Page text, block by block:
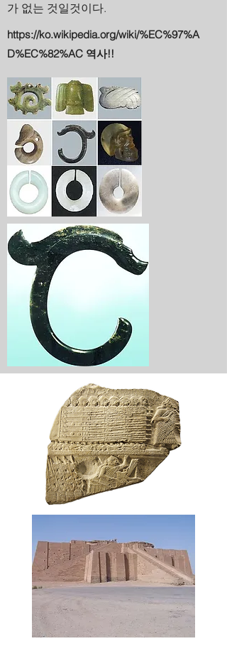
가 없는 것일것이다.
https://ko.wikipedia.org/wiki/%EC%97%A
D%EC%82%AC 역사!!